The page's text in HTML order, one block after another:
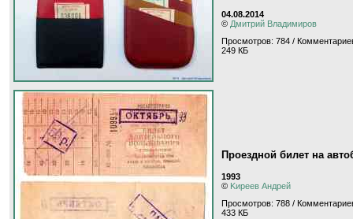
04.08.2014
© Дмитрий Владимиров
Просмотров: 784 /
249 КБ
Проездной билет на
1993
© Kиpeeв Aндpeй
Просмотров: 788 /
433 КБ